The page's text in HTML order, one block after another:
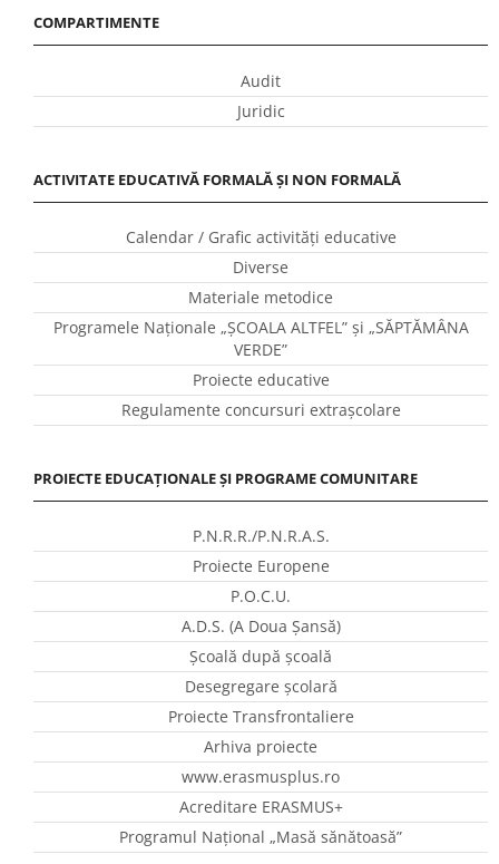
COMPARTIMENTE
Audit
Juridic
ACTIVITATE EDUCATIVĂ FORMALĂ ȘI NON FORMALĂ
Calendar / Grafic activităţi educative
Diverse
Materiale metodice
Programele Naţionale „ŞCOALA ALTFEL” și „SĂPTĂMÂNA
VERDE”
Proiecte educative
Regulamente concursuri extraşcolare
PROIECTE EDUCAȚIONALE ȘI PROGRAME COMUNITARE
P.N.R.R./P.N.R.A.S.
Proiecte Europene
P.O.C.U.
A.D.S. (A Doua Șansă)
Școală după școală
Desegregare școlară
Proiecte Transfrontaliere
Arhiva proiecte
www.erasmusplus.ro
Acreditare ERASMUS+
Programul Național „Masă sănătoasă”